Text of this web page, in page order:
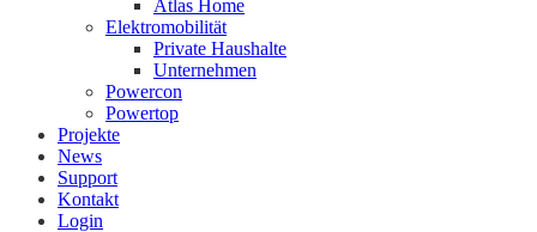
Atlas Home
Elektromobilität
Private Haushalte
Unternehmen
Powercon
Powertop
Projekte
News
Support
Kontakt
Login